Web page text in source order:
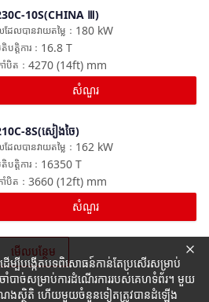
10S(CHINA Ⅲ)
180 kW
ែលបានវាយតម្លៃ ：
16.8 T
បត្តិការ ：
4270 (14ft) mm
ាំបិត ：
សំណួរ
8S(សៀងចៃ)
162 kW
ែលបានវាយតម្លៃ ：
16350 T
បត្តិការ ：
3660 (12ft) mm
ាំបិត ：
សំណួរ
មើលបន្ថែម
ម្បីបង្កើតបទពិសោធន៍កាន់តែប្រសើរសម្រាប់
បាច់សម្រាប់ការដំណើរការរបស់គេហទំព័រ។ មួយ
ងស្ថិតិ ហើយមួយចំនួនទៀតត្រូវបានដំឡើង